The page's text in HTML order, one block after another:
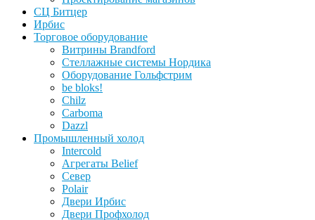
СЦ Битцер
Ирбис
Торговое оборудование
Витрины Brandford
Стеллажные системы Нордика
Оборудование Гольфстрим
be bloks!
Chilz
Carboma
Dazzl
Промышленный холод
Intercold
Агрегаты Belief
Север
Polair
Двери Ирбис
Двери Профхолод